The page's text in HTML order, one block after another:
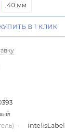
40 мм
КУПИТЬ В 1 КЛИК
— intelisLabel